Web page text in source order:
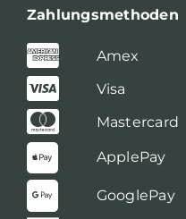
Zahlungsmethoden
Amex
Visa
Mastercard
ApplePay
GooglePay